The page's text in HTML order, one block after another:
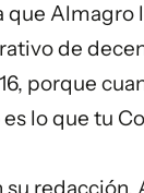
Almagro
de
porque
lo que tu